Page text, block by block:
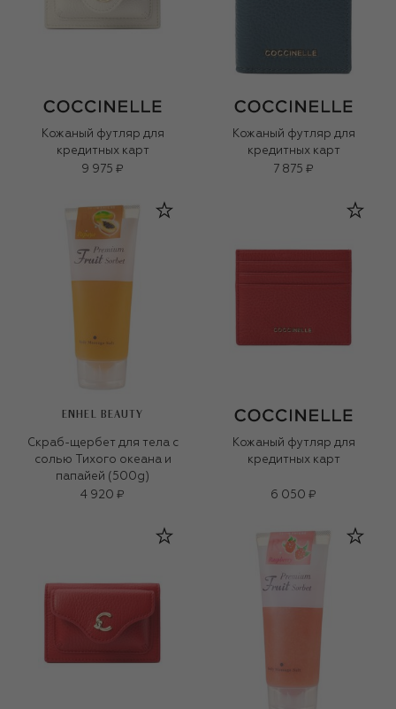
Кожаный футляр для
кредитных карт
9 975 ₽
Кожаный футляр для
кредитных карт
7 875 ₽
ENHEL BEAUTY
Скраб-щербет для тела с
солью Тихого океана и
папайей (500g)
4 920 ₽
Кожаный футляр для
кредитных карт
6 050 ₽